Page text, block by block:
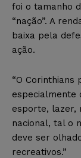
foi o tamanho
“nação”. A
baixa pela
ação.
“O Corinthians
especialmente
esporte, lazer,
nacional, tal o
deve ser
recreativos.”